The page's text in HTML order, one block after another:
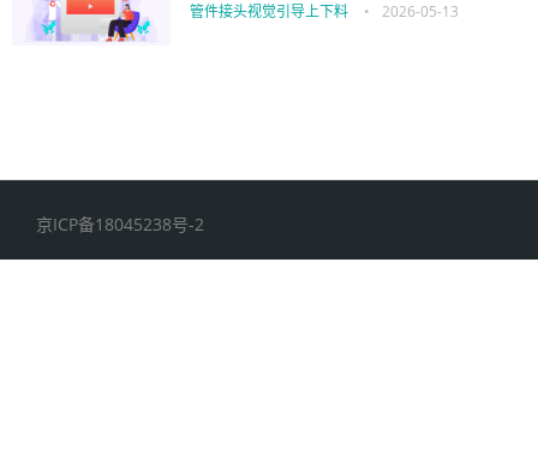
管件接头视觉引导上下料 • 2026-05-13
京ICP备18045238号-2